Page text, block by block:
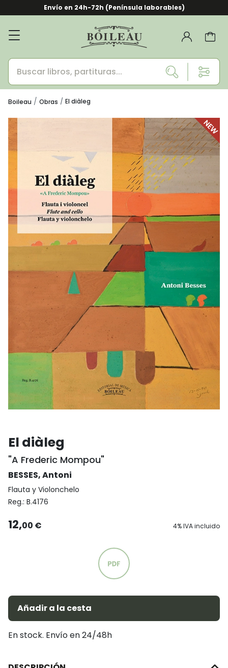
Envío en 24h-72h (Península laborables)
Boileau Obras El diàleg
El diàleg
"A Frederic Mompou"
BESSES, Antoni
Flauta y Violonchelo
Reg.: B.4176
12,00 € 4% IVA incluido
Añadir a la cesta
En stock. Envío en 24/48h